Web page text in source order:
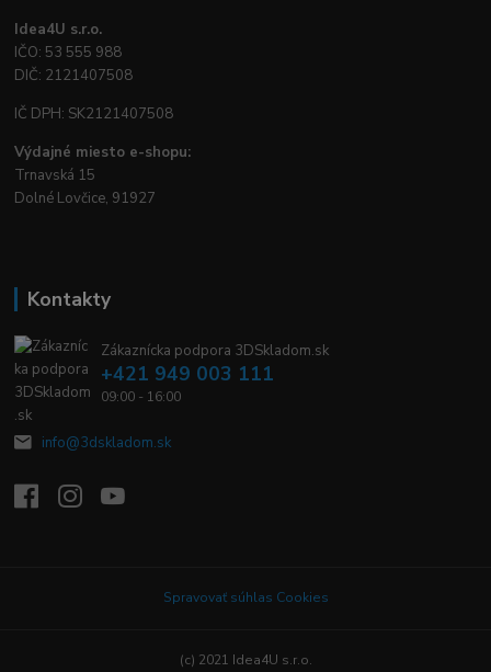
Idea4U s.r.o.
IČO: 53 555 988
DIČ: 2121407508
IČ DPH: SK2121407508
Výdajné miesto e-shopu:
Trnavská 15
Dolné Lovčice, 91927
Kontakty
Zákaznícka podpora 3DSkladom.sk
+421 949 003 111
09:00 - 16:00
info@3dskladom.sk
Spravovať súhlas Cookies
(c) 2021 Idea4U s.r.o.